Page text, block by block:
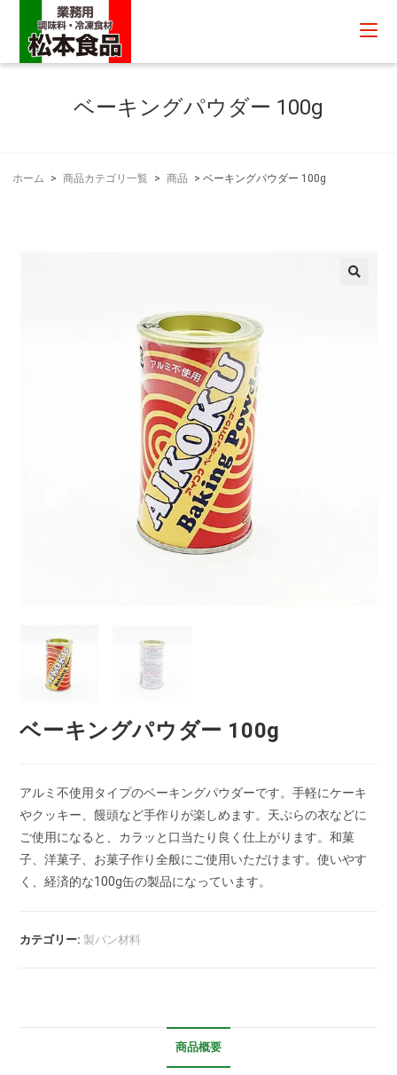
ベーキングパウダー 100g
ホーム > 商品カテゴリ一覧 > 商品 > ベーキングパウダー 100g
ベーキングパウダー 100g
アルミ不使用タイプのベーキングパウダーです。手軽にケーキ
やクッキー、饅頭など手作りが楽しめます。天ぷらの衣などに
ご使用になると、カラッと口当たり良く仕上がります。和菓
子、洋菓子、お菓子作り全般にご使用いただけます。使いやす
く、経済的な100g缶の製品になっています。
カテゴリー: 製パン材料
商品概要